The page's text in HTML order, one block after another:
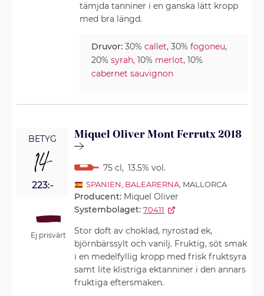
tämjda tanniner i en ganska lätt kropp
med bra längd.
Druvor: 30%callet, 30%fogoneu,
20%syrah, 10% merlot, 10%
cabernet sauvignon
BETYG
14
223:-
Ej prisvärt
Miquel Oliver Mont Ferrutx 2018
75 cl, 13.5% vol.
SPANIEN BALEARERNA, MALLORCA
Producent: Miquel Oliver
Systembolaget: 70411
Stor doft av choklad, nyrostad ek,
björnbärssylt och vanilj. Fruktig, söt smak
i en medelfyllig kropp med frisk fruktsyra
samt lite klistriga ektanniner i den annars
fruktiga eftersmaken.